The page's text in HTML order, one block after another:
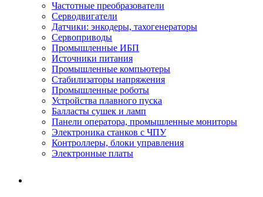
Частотные преобразователи
Серводвигатели
Датчики: энкодеры, тахогенераторы
Сервоприводы
Промышленные ИБП
Источники питания
Промышленные компьютеры
Стабилизаторы напряжения
Промышленные роботы
Устройства плавного пуска
Балласты сушек и ламп
Панели оператора, промышленные мониторы
Электроника станков с ЧПУ
Контроллеры, блоки управления
Электронные платы